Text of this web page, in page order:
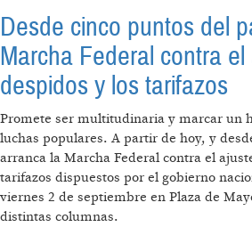
Desde cinco puntos del
Marcha Federal contra
despidos y los tarifazos
Promete ser multitudinaria y marcar un
luchas populares. A partir de hoy, y
arranca la Marcha Federal contra el
tarifazos dispuestos por el gobierno
viernes 2 de septiembre en Plaza de
distintas columnas.